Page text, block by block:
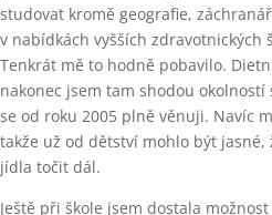
studovat kromě geografie,
v nabídkách vyšších zdravotnických
Tenkrát mě to hodně pobavilo.
nakonec jsem tam shodou
se od roku 2005 plně věnuji. Navíc
takže už od dětství mohlo být
jídla točit dál.
Ještě při škole jsem dostala